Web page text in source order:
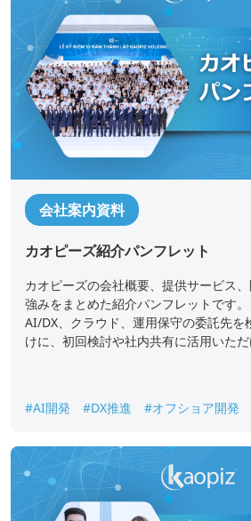
会社案内資料
カオピーズ紹介パンフレット
カオピーズの会社概要、提供サービス、
強みをまとめた紹介パンフレットです。
AI/DX、クラウド、運用保守の委託先を
けに、初回検討や社内共有に活用いただ
#AI開発 #DX推進 #オフショア開発